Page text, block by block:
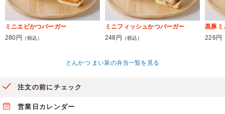
ミニエビかつバーガー
280円
（税込）
ミニフィッシュかつバーガー
248円
（税込）
黒豚ミ
226円
とんかつ まい泉の弁当一覧を見る
注文の前にチェック
営業日カレンダー